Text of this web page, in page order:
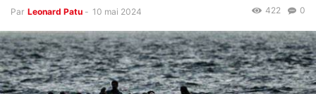
Par Leonard Patu - 10 mai 2024 0
422